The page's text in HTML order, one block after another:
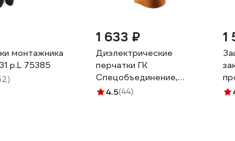
монтажника
р.L 75385
1 633 ₽
Диэлектрические
перчатки ГК
Спецобъединение,
бесшовные АЗРИ 4 Диэ
4.5(44)
1
02